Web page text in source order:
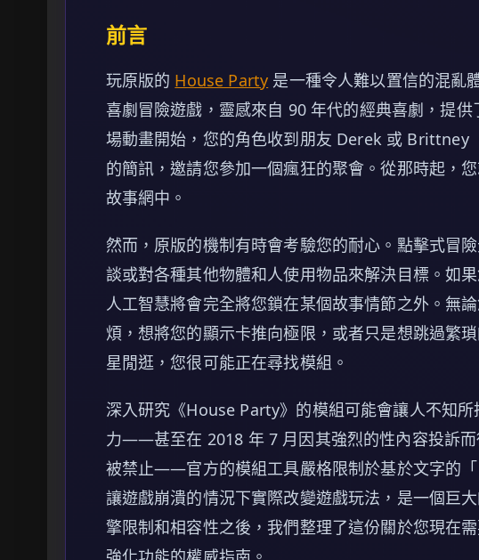
前言
玩原版的 House Party 是一種令人難以置信的混亂
喜劇冒險遊戲，靈感來自 90 年代的經典喜劇，提
場動畫開始，您的角色收到朋友 Derek 或 Brittney
的簡訊，邀請您參加一個瘋狂的聚會。從那時起，
故事網中。
然而，原版的機制有時會考驗您的耐心。點擊式冒
談或對各種其他物體和人使用物品來解決目標。如
人工智慧將會完全將您鎖在某個故事情節之外。無
煩，想將您的顯示卡推向極限，或者只是想跳過繁
星閒逛，您很可能正在尋找模組。
深入研究《House Party》的模組可能會讓人不知
力——甚至在 2018 年 7 月因其強烈的性內容投訴
被禁止——官方的模組工具嚴格限制於基於文字的
讓遊戲崩潰的情況下實際改變遊戲玩法，是一個巨
擎限制和相容性之後，我們整理了這份關於您現在